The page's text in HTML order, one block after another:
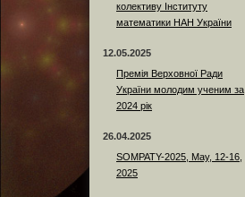
колективу Інституту
математики НАН України
12.05.2025
Премія Верховної Ради
України молодим ученим за
2024 рік
26.04.2025
SOMPATY-2025, May, 12-16,
2025